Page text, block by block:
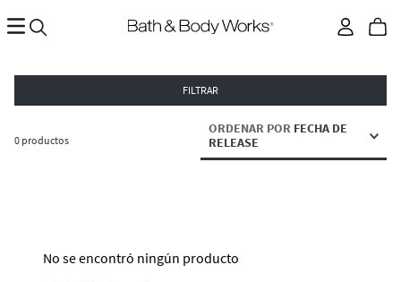
FILTRAR
0 productos
ORDENAR POR FECHA DE
RELEASE
No se encontró ningún producto